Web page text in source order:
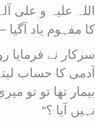
اللہ علیہ و علی
کا مفہوم یاد
سرکار نے
آدمی کا حساب
بیمار تھا تو تو
نہیں آیا ؟“